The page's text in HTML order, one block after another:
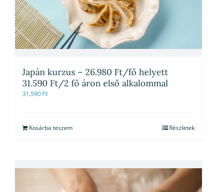
Japán kurzus – 26.980 Ft/fő helyett
31.590 Ft/2 fő áron első alkalommal
31,590 Ft
Kosárba teszem Részletek